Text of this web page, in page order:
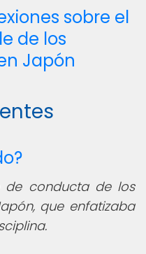
sobre el
de los
Japón
conducta de los
que enfatizaba